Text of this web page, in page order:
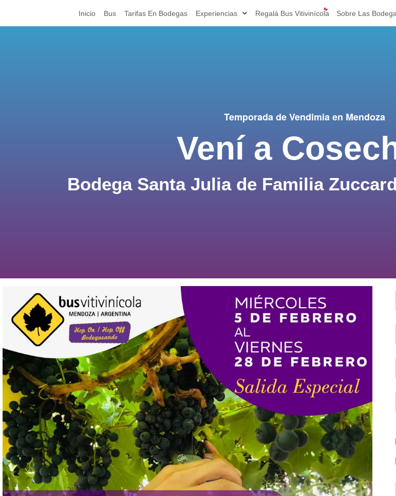
Inicio Bus Tarifas En Bodegas Experiencias Regalá Bus Vitivinícola Sobre Las
Temporada de Vendimia en Mendoza
Vení a
Bodega Santa Julia de Familia